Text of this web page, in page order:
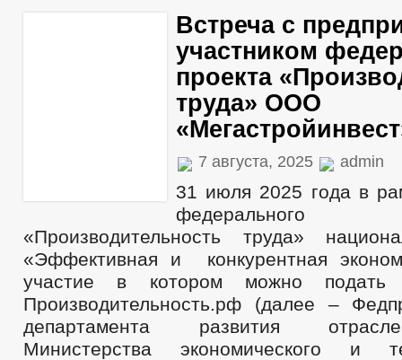
Встреча с
участником
проекта
труда» ООО
7 августа, 2025 admin
31 июля 2025 года в
«Производительность труда»
«Эффективная и конкурентная
участие в котором можно подать
Производительность.рф (далее –
департамента развития
Министерства экономического и